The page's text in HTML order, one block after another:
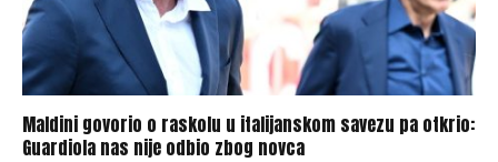
Maldini govorio o raskolu u italijanskom savezu pa otkrio:
Guardiola nas nije odbio zbog novca